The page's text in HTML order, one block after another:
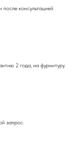
консультацией
2 года, на фурнитуру
запрос.